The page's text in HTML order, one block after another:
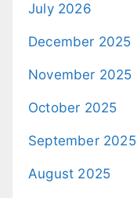
July 2026
December 2025
November 2025
October 2025
September 2025
August 2025